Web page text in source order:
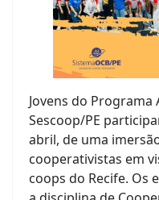
Jovens do
Sescoop/PE
abril, de uma
cooperativistas em
coops do Recife. Os